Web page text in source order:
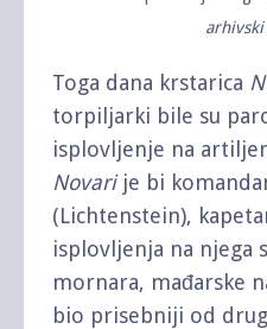
Toga dana krstarica
torpiljarki bile su
isplovljenje na
Novarije bi
(Lichtenstein),
isplovljenja na njega
mornara, mađarske
bio prisebniji od